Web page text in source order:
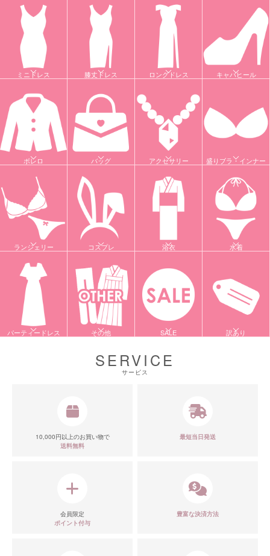
ミニドレス 膝丈ドレス ロングドレス キャバヒール
ボレロ バッグ アクセサリー 盛りブラ・インナー
ランジェリー コスプレ 浴衣 水着
パーティードレス その他 SALE 訳あり
SERVICE
サービス
10,000円以上のお買い物で
送料無料
最短当日発送
会員限定
ポイント付与
豊富な決済方法